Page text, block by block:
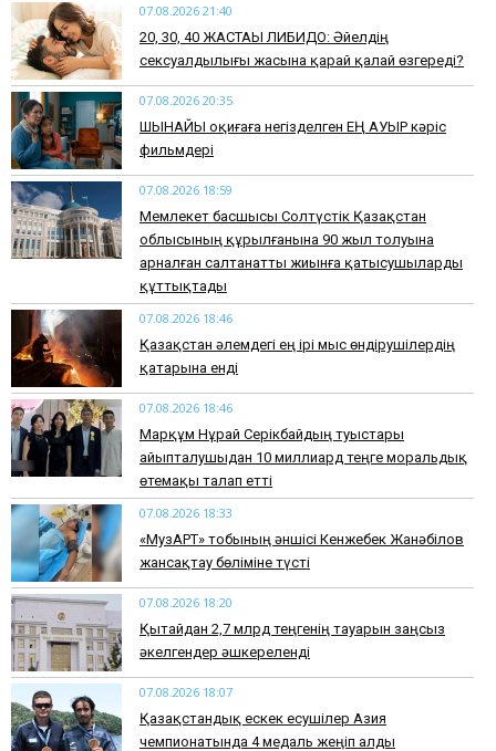
07.08.2026 21:40
​20, 30, 40 ЖАСТАҒЫ ЛИБИДО: Әйелдің
сексуалдылығы жасына қарай қалай өзгереді?
07.08.2026 20:35
​ШЫНАЙЫ оқиғаға негізделген ЕҢ АУЫР кәріс
фильмдері
07.08.2026 18:59
Мемлекет басшысы Солтүстік Қазақстан
облысының құрылғанына 90 жыл толуына
арналған салтанатты жиынға қатысушыларды
құттықтады
07.08.2026 18:46
Қазақстан әлемдегі ең ірі мыс өндірушілердің
қатарына енді
07.08.2026 18:46
Марқұм Нұрай Серікбайдың туыстары
айыпталушыдан 10 миллиард теңге моральдық
өтемақы талап етті
07.08.2026 18:33
«МузАРТ» тобының әншісі Кенжебек Жанәбілов
жансақтау бөліміне түсті
07.08.2026 18:20
Қытайдан 2,7 млрд теңгенің тауарын заңсыз
әкелгендер әшкереленді
07.08.2026 18:07
Қазақстандық ескек есушілер Азия
чемпионатында 4 медаль жеңіп алды